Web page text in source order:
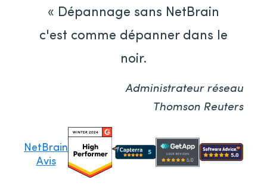
« Dépannage sans NetBrain
c'est comme dépanner dans le
noir.
Administrateur réseau
Thomson Reuters
NetBrain
Avis